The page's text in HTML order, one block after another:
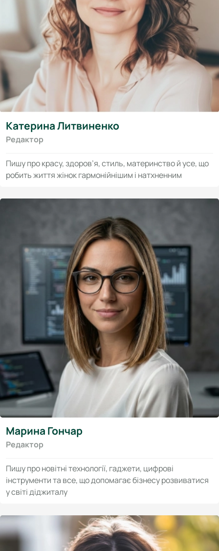
Катерина Литвиненко
Редактор
Пишу про красу, здоров’я, стиль, материнство й усе, що
робить життя жінок гармонійнішим і натхненним
Марина Гончар
Редактор
Пишу про новітні технології, гаджети, цифрові
інструменти та все, що допомагає бізнесу розвиватися
у світі діджиталу